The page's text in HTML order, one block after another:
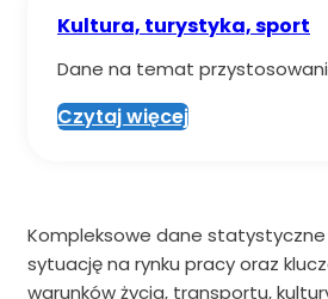
Kultura, turystyka, sport
Dane na temat
Czytaj więcej
Kompleksowe dane
sytuację na rynku pracy oraz
warunków życia, transportu,